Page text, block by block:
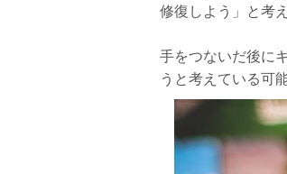
修復しよう」と考
手をつないだ後に
うと考えている可